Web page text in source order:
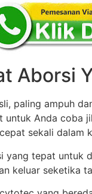
Aborsi
paling ampuh
Anda coba
sekali
tepat
keluar seketika